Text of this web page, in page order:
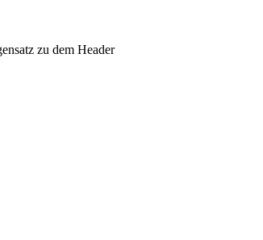
zu dem Header